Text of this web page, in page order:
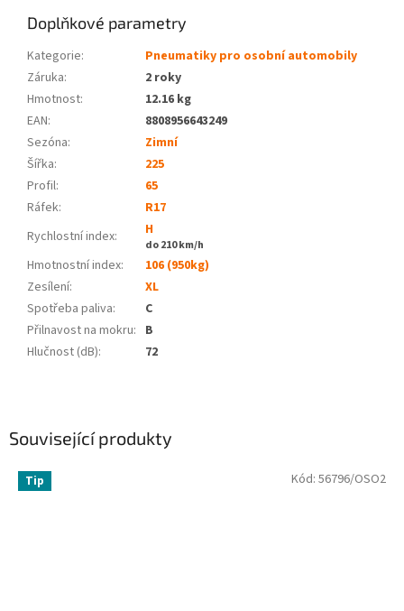
Související produkty
Tip Kód: 56796/OSO2
Doplňkové parametry
Kategorie:
Pneumatiky pro osobní automobily
Záruka:
2 roky
Hmotnost:
12.16 kg
EAN:
8808956643249
Sezóna:
Zimní
Šířka:
225
Profil:
65
Ráfek:
R17
Rychlostní index:
H
do 210 km/h
Hmotnostní index:
106 (950kg)
Zesílení:
XL
Spotřeba paliva:
C
Přilnavost na mokru: B
Hlučnost (dB): 72